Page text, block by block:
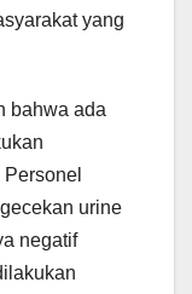
yang
bahwa ada
urine
negatif